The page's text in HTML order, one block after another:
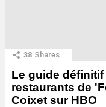
38 Shares
Le guide
restaurants de
Coixet sur HBO